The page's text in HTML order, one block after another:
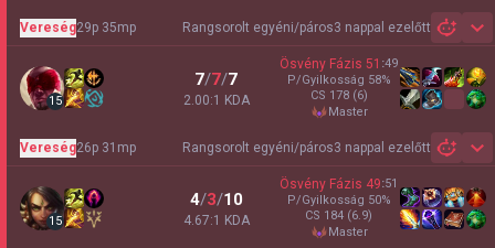
Rangsorolt egyéni/páros3 nappal ezelőtt
Vereség29p 35mp
15
7/7/7
2.00:1 KDA
Ösvény Fázis 51 :49
P/Gyilkosság 58%
CS 178 (6)
master
Rangsorolt egyéni/páros3 nappal ezelőtt
Vereség26p 31mp
15
4/3/10
4.67:1 KDA
Ösvény Fázis 49:51
P/Gyilkosság 50%
CS 184 (6.9)
master